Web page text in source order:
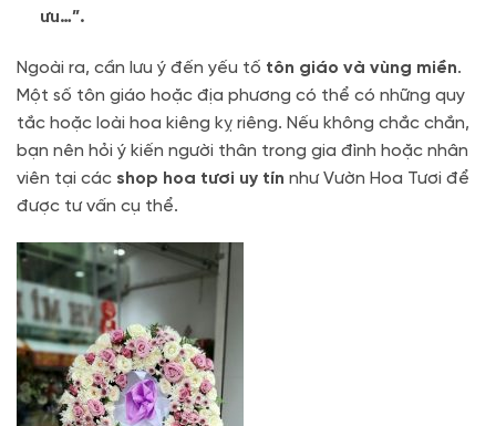
ưu…”.
Ngoài ra, cần lưu ý đến yếu tố tôn giáo và vùng miền.
Một số tôn giáo hoặc địa phương có thể có những quy
tắc hoặc loài hoa kiêng kỵ riêng. Nếu không chắc chắn,
bạn nên hỏi ý kiến người thân trong gia đình hoặc nhân
viên tại các shop hoa tươi uy tín như Vườn Hoa Tươi để
được tư vấn cụ thể.